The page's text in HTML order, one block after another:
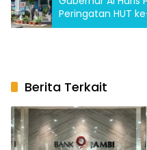
Peringatan HUT
Indonesia di
Berita Terkait